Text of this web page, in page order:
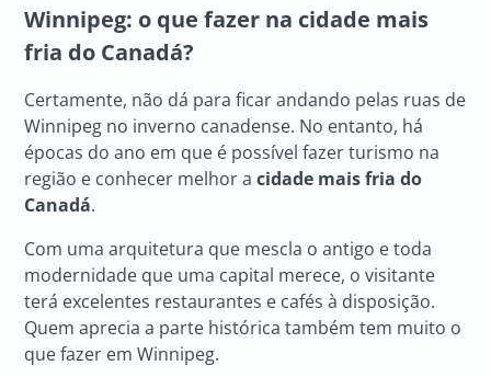
Winnipeg: o que fazer na cidade mais
fria do Canadá?
Certamente, não dá para ficar andando pelas ruas de
Winnipeg no inverno canadense. No entanto, há
épocas do ano em que é possível fazer turismo na
região e conhecer melhor acidade mais fria do
Canadá.
Com uma arquitetura que mescla o antigo e toda
modernidade que uma capital merece, o visitante
terá excelentes restaurantes e cafés à disposição.
Quem aprecia a parte histórica também tem muito o
que fazer em Winnipeg.